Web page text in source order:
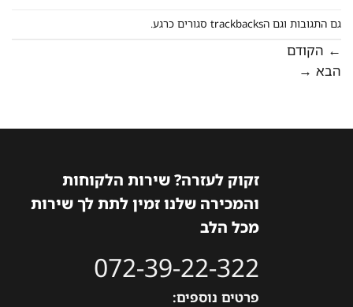
גם התגובות וגם הtrackbacks סגורים כרגע.
← הקודם
הבא →
זקוק לעזרה? שירות הלקוחות
והמכירה שלנו זמין לתת לך שירות
מכל הלב
072-39-22-322
פרטים נוספים: